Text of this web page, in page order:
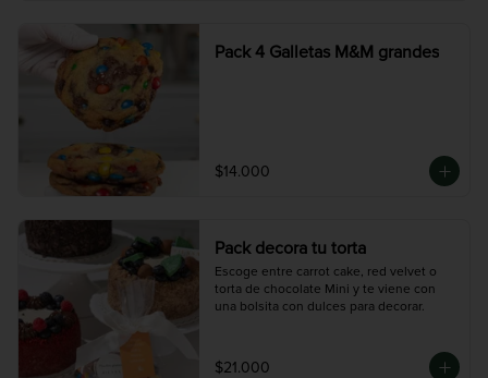
Pack 4 Galletas M&M grandes
$14.000
Pack decora tu torta
Escoge entre carrot cake, red velvet o
torta de chocolate Mini y te viene con
una bolsita con dulces para decorar.
$21.000